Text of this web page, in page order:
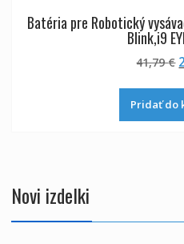
Batéria pre Robotický
Blink,i9
41,79€
Pridať do
Novi izdelki